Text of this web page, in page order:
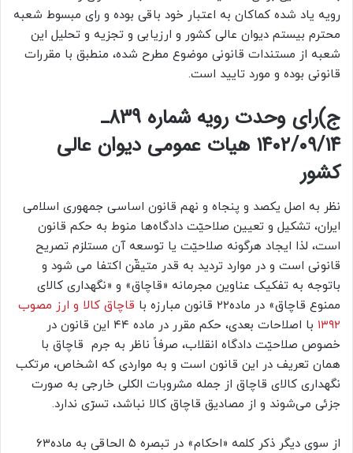
رویه یاد شده کماکان به اعتبار خود باقی بوده و رای مبسوط شعبه
محترم بیستم دیوان عالی کشور و ارزیابی و تجزیه و تحلیل این
شعبه از مستندات قانونی موضوع مطرح شده، منطبق با مقررات
قانونی بوده و مورد تایید است.
ج)رای وحدت رویه شماره 839ـ
۱۴۰۲/۰۹/۱۴ هیات‌ عمومی دیوان ‌عالی
‌کشور
نظر به اصل یکصد و پنجاه‌ و نهم قانون اساسی جمهوری اسلامی
ایران، تشکیل و تعیین صلاحیّت دادگاه‌ها منوط به حکم قانون
است، لذا ایجاد هرگونه صلاحیّت یا توسعه آن مستلزم تصریح
قانونی است و در موارد تردید به قدر متیقّن اکتفا می شود و
باتوجه به تفکیک عناوین مجرمانه «قاچاق» و «نگهداری کالای
ممنوع قاچاق» در ماده۲۲ قانون مبارزه با
قاچاق کالا و ارز مصوب
۱۳۹۲
با اصلاحات بعدی، حکم مقرر در ماده ۴۴ این قانون در
خصوص صلاحیّت دادگاه انقلاب، صرفاً ناظر به جرم قاچاق با
همان تعریف در این قانون است و به مواردی که اشخاص، مرتکب
نگهداری کالای قاچاق از جمله مشروبات الکلی خارجی به ‌صورت
جزئی می‌شوند و از مصادیق قاچاق کالا نباشد، تسرّی ندارد.
از سوی دیگر ذکر کلمه «احکام» در تبصره ۵ الحاقی به ماده۶۳